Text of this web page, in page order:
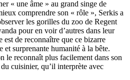
« une âme » au grand singe de
comprendre son « rôle », Serkis a
les gorilles du zoo de Regent
pour en voir d’autres dans leur
de reconnaître que ce bizarre
et surprenante humanité à la bête.
le reconnaît plus facilement dans son
cuisinier, qu’il interprète avec